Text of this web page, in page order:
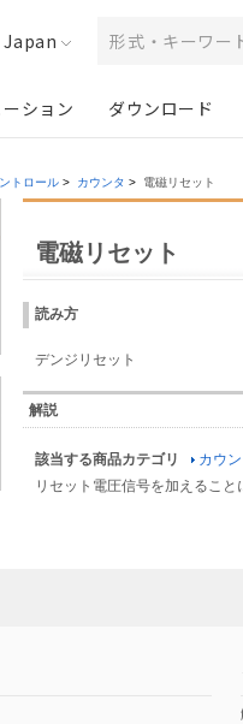
Japan
ション ダウンロード
トロール > カウンタ > 電磁リセット
電磁リセット
読み方
デンジリセット
解説
該当する商品カテゴリ
カウ
リセット電圧信号を加えるこ